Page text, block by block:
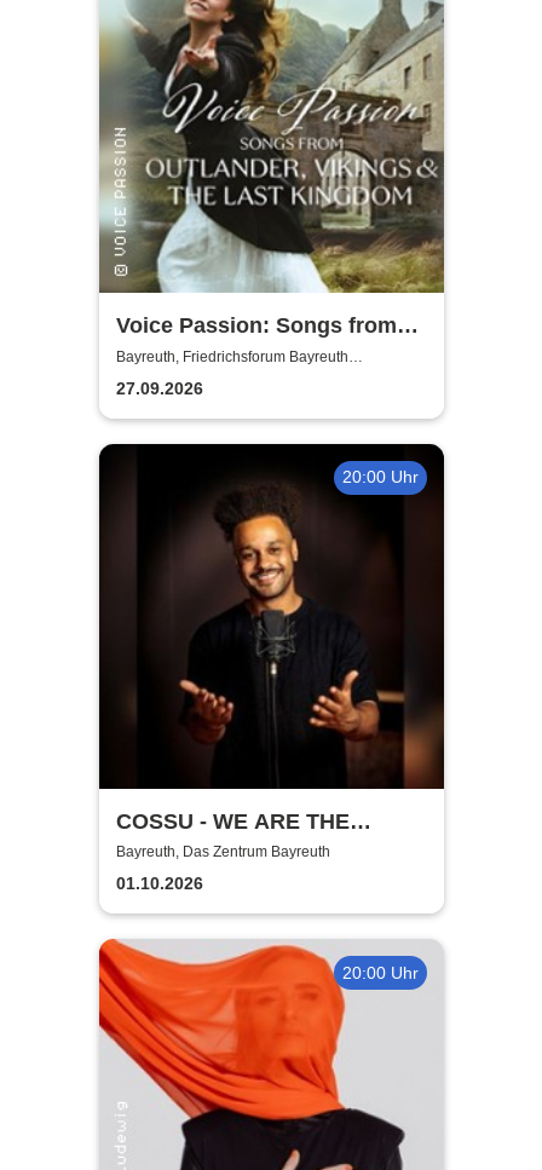
Voice Passion: Songs from
Outlander, Vikings & The Last
Kingdom
Bayreuth, Friedrichsforum Bayreuth
(Balkonsaal)
27.09.2026
20:00 Uhr
COSSU - WE ARE THE
GERMANS - Stand-Up
Comedy
Bayreuth, Das Zentrum Bayreuth
01.10.2026
20:00 Uhr